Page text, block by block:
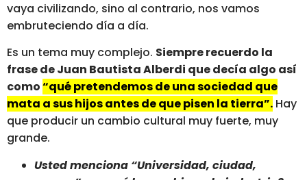
vaya civilizando, sino al contrario, nos vamos
embruteciendo día a día.
Es un tema muy complejo. Siempre recuerdo la
frase de Juan Bautista Alberdi que decía algo así
como“qué pretendemos de una sociedad que
mata a sus hijos antes de que pisen la tierra”. Hay
que producir un cambio cultural muy fuerte, muy
grande.
Usted menciona “Universidad, ciudad,